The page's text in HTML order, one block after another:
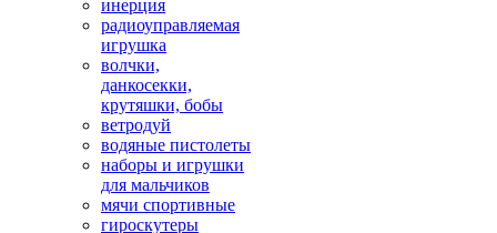
инерция
радиоуправляемая
игрушка
волчки,
данкосекки,
крутяшки, бобы
ветродуй
водяные пистолеты
наборы и игрушки
для мальчиков
мячи спортивные
гироскутеры